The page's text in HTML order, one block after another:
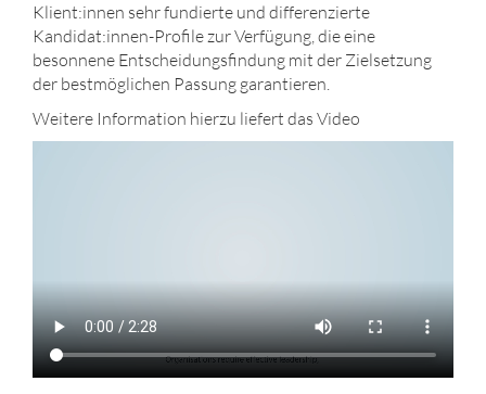
Klient:innen sehr fundierte und differenzierte
Kandidat:innen-Profile zur Verfügung, die eine
besonnene Entscheidungsfindung mit der Zielsetzung
der bestmöglichen Passung garantieren.
Weitere Information hierzu liefert das Video